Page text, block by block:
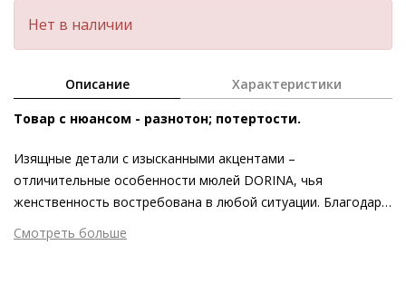
Нет в наличии
Описание Характеристики
Товар с нюансом - разнотон; потертости.
Изящные детали с изысканными акцентами –
отличительные особенности мюлей DORINA, чья
женственность востребована в любой ситуации. Благодаря
тёплым коричневым оттенкам высококачественная кожа с
актуальным леопардовым принтом обрела стилистическую
Смотреть больше